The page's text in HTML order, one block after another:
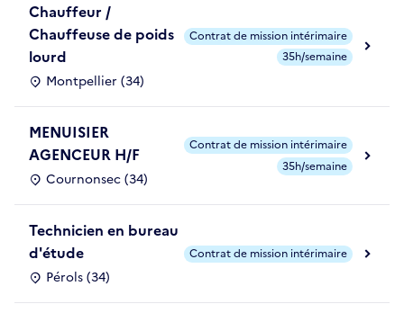
Chauffeur /
Chauffeuse de poids
lourd
Montpellier (34)
Contrat de mission intérimaire
35h/semaine
MENUISIER
AGENCEUR H/F
Cournonsec (34)
Contrat de mission intérimaire
35h/semaine
Technicien en bureau
d'étude
Pérols (34)
Contrat de mission intérimaire